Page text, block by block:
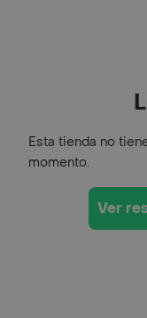
Esta tienda no
momento.
Ver